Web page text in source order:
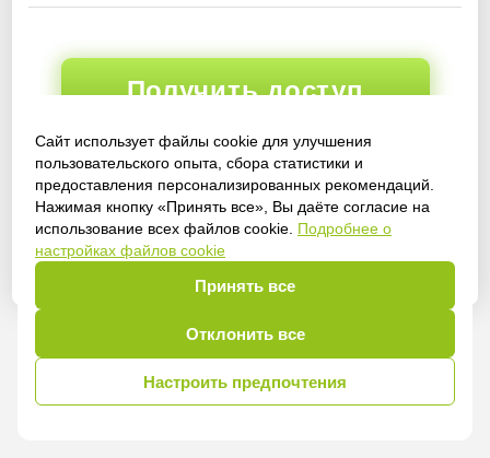
Сайт использует файлы cookie для улучшения
пользовательского опыта, сбора статистики и
предоставления персонализированных рекомендаций.
Нажимая кнопку «Принять все», Вы даёте согласие на
использование всех файлов cookie. Подробнее о
настройках файлов cookie
Принять все
Отклонить все
Настроить предпочтения
Получить доступ
Войти